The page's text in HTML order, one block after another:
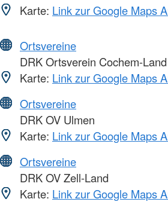
Karte: Link zur Google Maps
Ortsvereine
DRK Ortsverein Cochem-Land
Karte: Link zur Google Maps
Ortsvereine
DRK OV Ulmen
Karte: Link zur Google Maps
Ortsvereine
DRK OV Zell-Land
Karte: Link zur Google Maps